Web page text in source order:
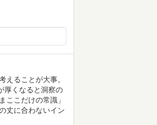
えることが大事。
厚くなると洞察の
ここだけの常識」
丈に合わないイン